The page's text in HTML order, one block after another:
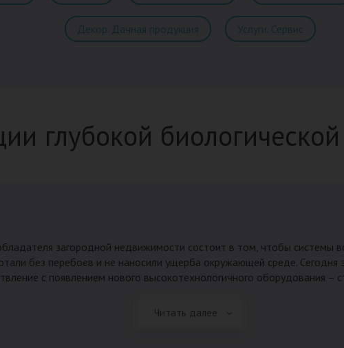
Декор. Дачная продукция Услуги. Сервис
глубокой
загородной недвижимости состоит в том, чтобы системы
без перебоев и не наносили ущерба окружающей среде. Сегодня
с появлением нового высокотехнологичного оборудования –
Читать далее